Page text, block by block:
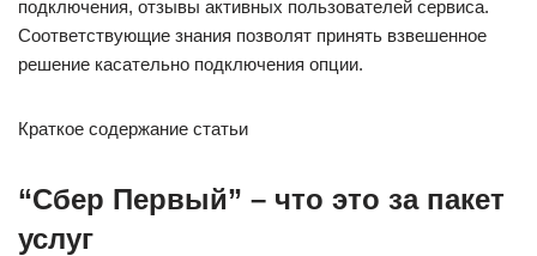
подключения, отзывы активных пользователей сервиса.
Соответствующие знания позволят принять взвешенное
решение касательно подключения опции.
Краткое содержание статьи
“Сбер Первый” – что это за пакет
услуг